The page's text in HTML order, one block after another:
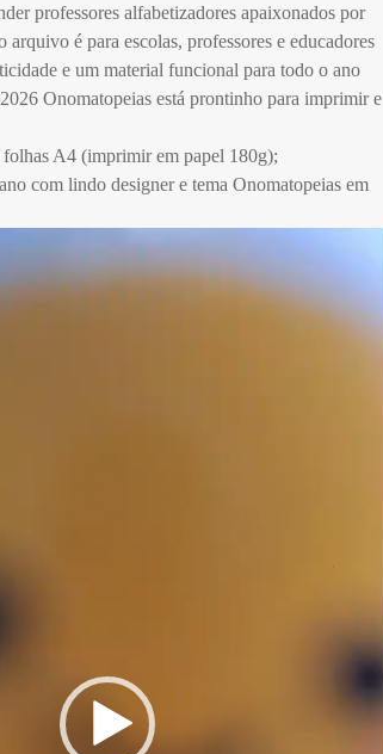
professores alfabetizadores apaixonados por
é para escolas, professores e educadores
e um material funcional para todo o ano
Onomatopeias está prontinho para imprimir e
A4 (imprimir em papel 180g);
com lindo designer e tema Onomatopeias em